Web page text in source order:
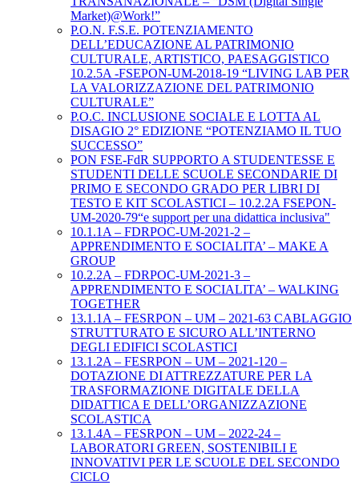
Market)@Work!”
P.O.N. F.S.E. POTENZIAMENTO
DELL’EDUCAZIONE AL PATRIMONIO
CULTURALE, ARTISTICO, PAESAGGISTICO
10.2.5A -FSEPON-UM-2018-19 “LIVING LAB PER
LA VALORIZZAZIONE DEL PATRIMONIO
CULTURALE”
P.O.C. INCLUSIONE SOCIALE E LOTTA AL
DISAGIO 2° EDIZIONE “POTENZIAMO IL TUO
SUCCESSO”
PON FSE-FdR SUPPORTO A STUDENTESSE E
STUDENTI DELLE SCUOLE SECONDARIE DI
PRIMO E SECONDO GRADO PER LIBRI DI
TESTO E KIT SCOLASTICI – 10.2.2A FSEPON-
UM-2020-79“e support per una didattica inclusiva"
10.1.1A – FDRPOC-UM-2021-2 –
APPRENDIMENTO E SOCIALITA’ – MAKE A
GROUP
10.2.2A – FDRPOC-UM-2021-3 –
APPRENDIMENTO E SOCIALITA’ – WALKING
TOGETHER
13.1.1A – FESRPON – UM – 2021-63 CABLAGGIO
STRUTTURATO E SICURO ALL’INTERNO
DEGLI EDIFICI SCOLASTICI
13.1.2A – FESRPON – UM – 2021-120 –
DOTAZIONE DI ATTREZZATURE PER LA
TRASFORMAZIONE DIGITALE DELLA
DIDATTICA E DELL’ORGANIZZAZIONE
SCOLASTICA
13.1.4A – FESRPON – UM – 2022-24 –
LABORATORI GREEN, SOSTENIBILI E
INNOVATIVI PER LE SCUOLE DEL SECONDO
CICLO